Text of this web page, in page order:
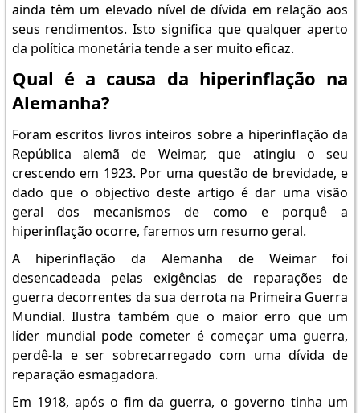
ainda têm um elevado nível de dívida em relação aos
seus rendimentos. Isto significa que qualquer aperto
da política monetária tende a ser muito eficaz.
Qual é a causa da hiperinflação na
Alemanha?
Foram escritos livros inteiros sobre a hiperinflação da
República alemã de Weimar, que atingiu o seu
crescendo em 1923. Por uma questão de brevidade, e
dado que o objectivo deste artigo é dar uma visão
geral dos mecanismos de como e porquê a
hiperinflação ocorre, faremos um resumo geral.
A hiperinflação da Alemanha de Weimar foi
desencadeada pelas exigências de reparações de
guerra decorrentes da sua derrota na Primeira Guerra
Mundial. Ilustra também que o maior erro que um
líder mundial pode cometer é começar uma guerra,
perdê-la e ser sobrecarregado com uma dívida de
reparação esmagadora.
Em 1918, após o fim da guerra, o governo tinha um